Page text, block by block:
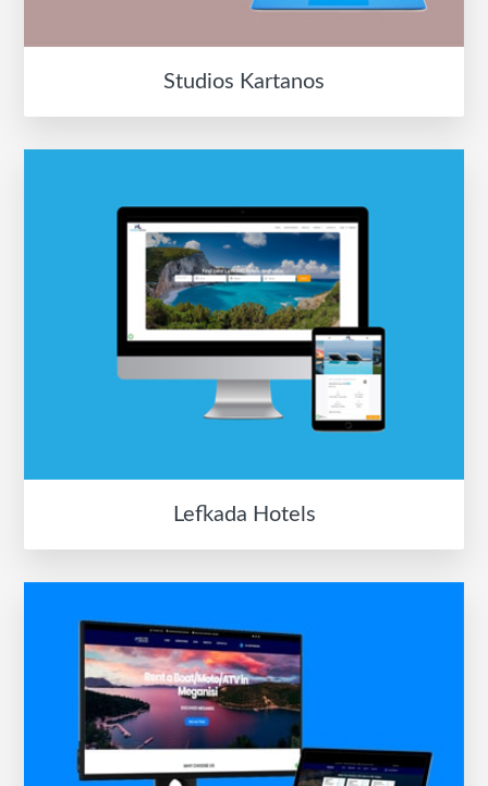
Studios Kartanos
Lefkada Hotels